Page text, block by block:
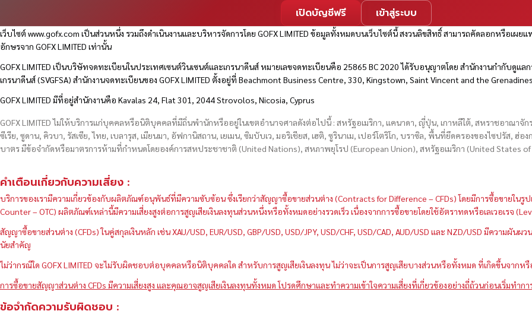
เปิดบัญชีฟรี เข้าสู่ระบบ
เว็บไซต์www.gofx.com เป็นส่วนหนึ่ง รวมถึงดำเนินงานและบริหารจัดการโดย GOFX LIMITED ข้อมูลทั้งหมดบนเว็บไซต์นี้ สงวนลิขสิทธิ์ สามารถคัดลอกหรือเผ
อักษรจาก GOFX LIMITED เท่านั้น
GOFX LIMITED เป็นบริษัทจดทะเบียนในประเทศเซนต์วินเซนต์และเกรนาดีนส์ หมายเลขจดทะเบียนคือ 25865 BC 2020 ได้รับอนุญาตโดย สำนักงานกำกับดูแล
เกรนาดีนส์ (SVGFSA) สำนักงานจดทะเบียนของ GOFX LIMITED ตั้งอยู่ที่ Beachmont Business Centre, 330, Kingstown, Saint Vincent and the Grenadines
GOFX LIMITED มีที่อยู่สำนักงานคือ Kavalas 24, Flat 301, 2044 Strovolos, Nicosia, Cyprus
GOFX LIMITED ไม่ให้บริการแก่บุคคลหรือนิติบุคคลที่มีถิ่นพำนักหรืออยู่ในเขตอำนาจศาลดังต่อไปนี้ : สหรัฐอเมริกา, แคนาดา, ญี่ปุ่น, เกาหลีใต้, สหราชอาณาจั
ซีเรีย, ซูดาน, คิวบา, รัสเซีย, ไทย, เบลารุส, เมียนมา, อัฟกานิสถาน, เยเมน, ซิมบับเว, มอริเชียส, เฮติ, ซูรินาเม, เปอร์โตริโก, บราซิล, พื้นที่ยึดครองของไซปรัส, ฮ่อ
บาตร มีข้อจำกัดหรือมาตรการห้ามที่กำหนดโดยองค์การสหประชาชาติ (United Nations), สหภาพยุโรป (European Union), สหรัฐอเมริกา (United States
คำเตือนเกี่ยวกับความเสี่ยง :
บริการของเรามีความเกี่ยวข้องกับผลิตภัณฑ์อนุพันธ์ที่มีความซับซ้อน ซึ่งเรียกว่าสัญญาซื้อขายส่วนต่าง (Contracts for Difference – CFDs) โดยมีการซื้อขายใ
Counter – OTC) ผลิตภัณฑ์เหล่านี้มีความเสี่ยงสูงต่อการสูญเสียเงินลงทุนส่วนหนึ่งหรือทั้งหมดอย่างรวดเร็ว เนื่องจากการซื้อขายโดยใช้อัตราทดหรือเลเวอเรจ
สัญญาซื้อขายส่วนต่าง (CFDs) ในคู่สกุลเงินหลัก เช่น XAU/USD, EUR/USD, GBP/USD, USD/JPY, USD/CHF, USD/CAD, AUD/USD และ NZD/USD มีความผัน
นัยสำคัญ
ไม่ว่ากรณีใด GOFX LIMITED จะไม่รับผิดชอบต่อบุคคลหรือนิติบุคคลใด สำหรับการสูญเสียเงินลงทุน ไม่ว่าจะเป็นการสูญเสียบางส่วนหรือทั้งหมด ที่เกิดขึ้นจากหรื
การซื้อขายสัญญาส่วนต่าง CFDs มีความเสี่ยงสูง และคุณอาจสูญเสียเงินลงทุนทั้งหมด โปรดศึกษาและทำความเข้าใจความเสี่ยงที่เกี่ยวข้องอย่างถี่ถ้วนก่อนเริ่มทำกา
ข้อจำกัดความรับผิดชอบ :